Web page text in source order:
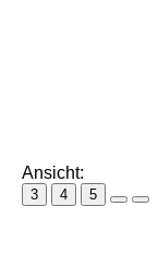
Ansicht:
3 4 5